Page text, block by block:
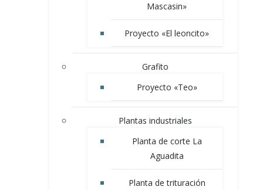
Mascasin»
Proyecto «El leoncito»
Grafito
Proyecto «Teo»
Plantas industriales
Planta de corte La
Aguadita
Planta de trituración